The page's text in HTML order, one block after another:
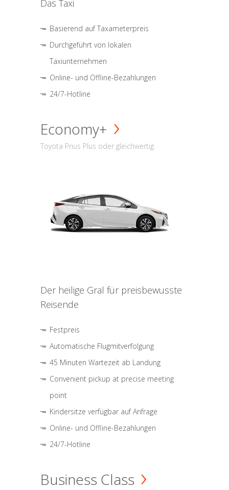
Das Taxi
Basierend auf Taxameterpreis
Durchgeführt von lokalen
Taxiunternehmen
Online- und Offline-Bezahlungen
24/7-Hotline
Economy+
Toyota Prius Plus oder gleichwertig
Der heilige Gral für preisbewusste
Reisende
Festpreis
Automatische Flugmitverfolgung
45 Minuten Wartezeit ab Landung
Convenient pickup at precise meeting
point
Kindersitze verfügbar auf Anfrage
Online- und Offline-Bezahlungen
24/7-Hotline
Business Class